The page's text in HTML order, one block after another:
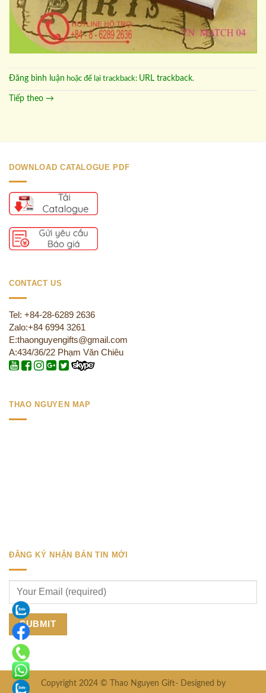
Đăng bình luận hoặc để lại trackback: URL trackback.
Tiếp theo →
DOWNLOAD CATALOGUE PDF
CONTACT US
Tel: +84-28-6289 2636
Zalo:+84 6994 3261
E:thaonguyengifts@gmail.com
A:434/36/22 Phạm Văn Chiêu
THAO NGUYEN MAP
ĐĂNG KÝ NHẬN BẢN TIN MỚI
Copyright 2024 © Thao Nguyen Gift- Designed by